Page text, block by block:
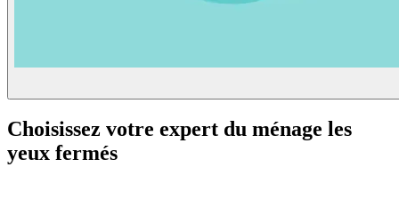
Choisissez votre expert du ménage les
yeux fermés